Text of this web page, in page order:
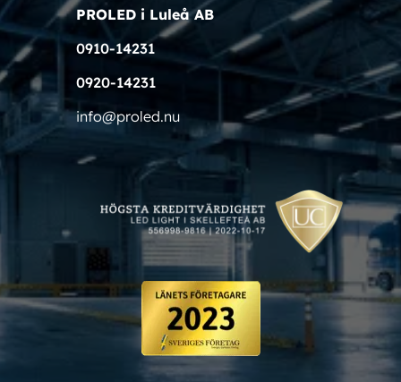
PROLED i Luleå AB
0910-14231
0920-14231
info@proled.nu